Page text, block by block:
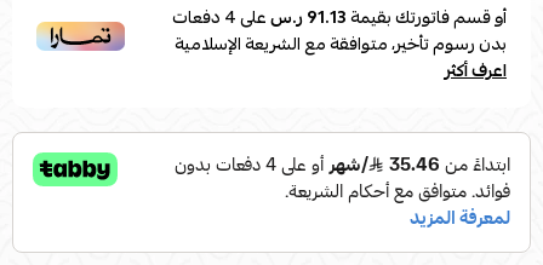
أو قسم فاتورتك بقيمة91.13 ر.س على4دفعات
بدون رسوم تأخير، متوافقة مع الشريعة الإسلامية
اعرف أكثر